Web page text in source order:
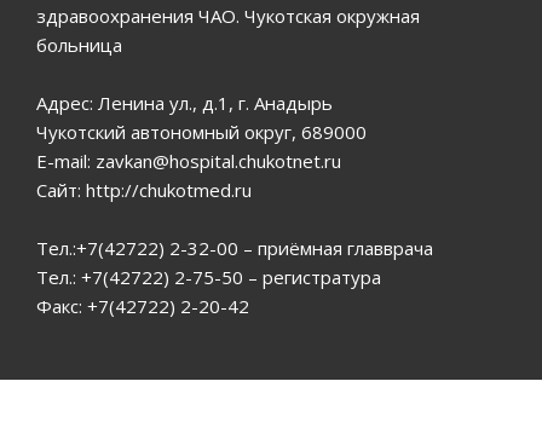
здравоохранения ЧАО. Чукотская окружная
больница
Адрес: Ленина ул., д.1, г. Анадырь
Чукотский автономный округ, 689000
E-mail: zavkan@hospital.chukotnet.ru
Сайт: http://chukotmed.ru
Тел.:+7(42722) 2-32-00 – приёмная главврача
Тел.: +7(42722) 2-75-50 – регистратура
Факс: +7(42722) 2-20-42